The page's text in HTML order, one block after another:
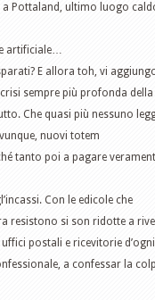
Pottaland, ultimo luogo
artificiale…
E allora toh, vi
sempre più profonda
Che quasi più nessuno
nuovi totem
tanto poi a pagare
Con le edicole che
resistono si son ridotte a
postali e ricevitorie
a confessar la